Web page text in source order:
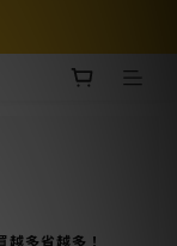
多省越多！